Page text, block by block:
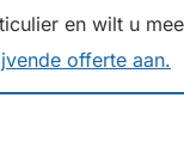
en wilt u
offerte aan.